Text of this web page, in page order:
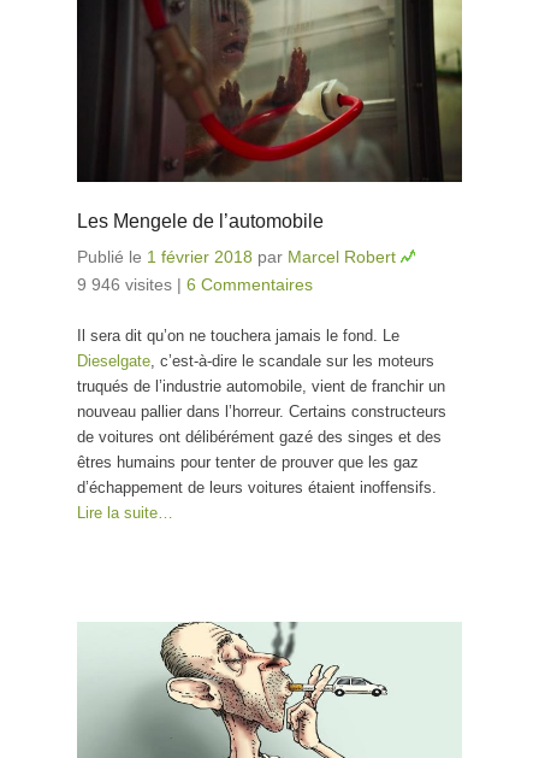
Les Mengele de l’automobile
Publié le 1 février 2018 par Marcel Robert
9 946 visites | 6 Commentaires
Il sera dit qu’on ne touchera jamais le fond. Le
Dieselgate , c’est-à-dire le scandale sur les moteurs
truqués de l’industrie automobile, vient de franchir un
nouveau pallier dans l’horreur. Certains constructeurs
de voitures ont délibérément gazé des singes et des
êtres humains pour tenter de prouver que les gaz
d’échappement de leurs voitures étaient inoffensifs.
Lire la suite…